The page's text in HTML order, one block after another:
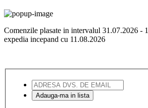
Comenzile plasate in intervalul 31.07.2026 -
expedia incepand cu 11.08.2026